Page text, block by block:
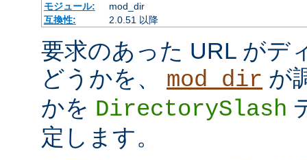
モジュール:
mod_dir
互換性:
2.0.51 以降
要求のあった URL がデ
どうかを、 mod_dir が
かを DirectorySlash
定します。